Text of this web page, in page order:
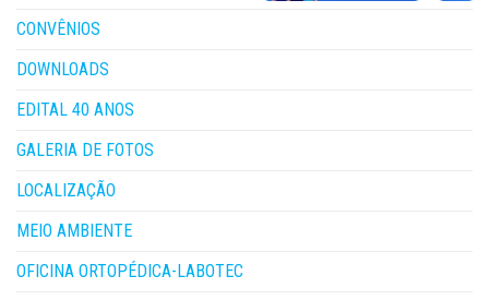
CONVÊNIOS
DOWNLOADS
EDITAL 40 ANOS
GALERIA DE FOTOS
LOCALIZAÇÃO
MEIO AMBIENTE
OFICINA ORTOPÉDICA-LABOTEC